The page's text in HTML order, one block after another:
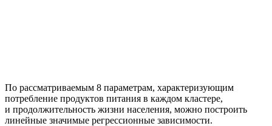
По рассматриваемым 8 параметрам, характеризующим
потребление продуктов питания в каждом кластере,
и продолжительность жизни населения, можно построить
линейные значимые регрессионные зависимости.